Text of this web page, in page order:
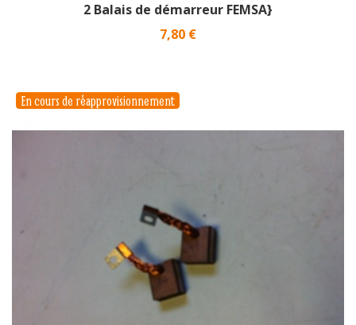
2 Balais de démarreur FEMSA}
Prix
7,80 €
En cours de réapprovisionnement